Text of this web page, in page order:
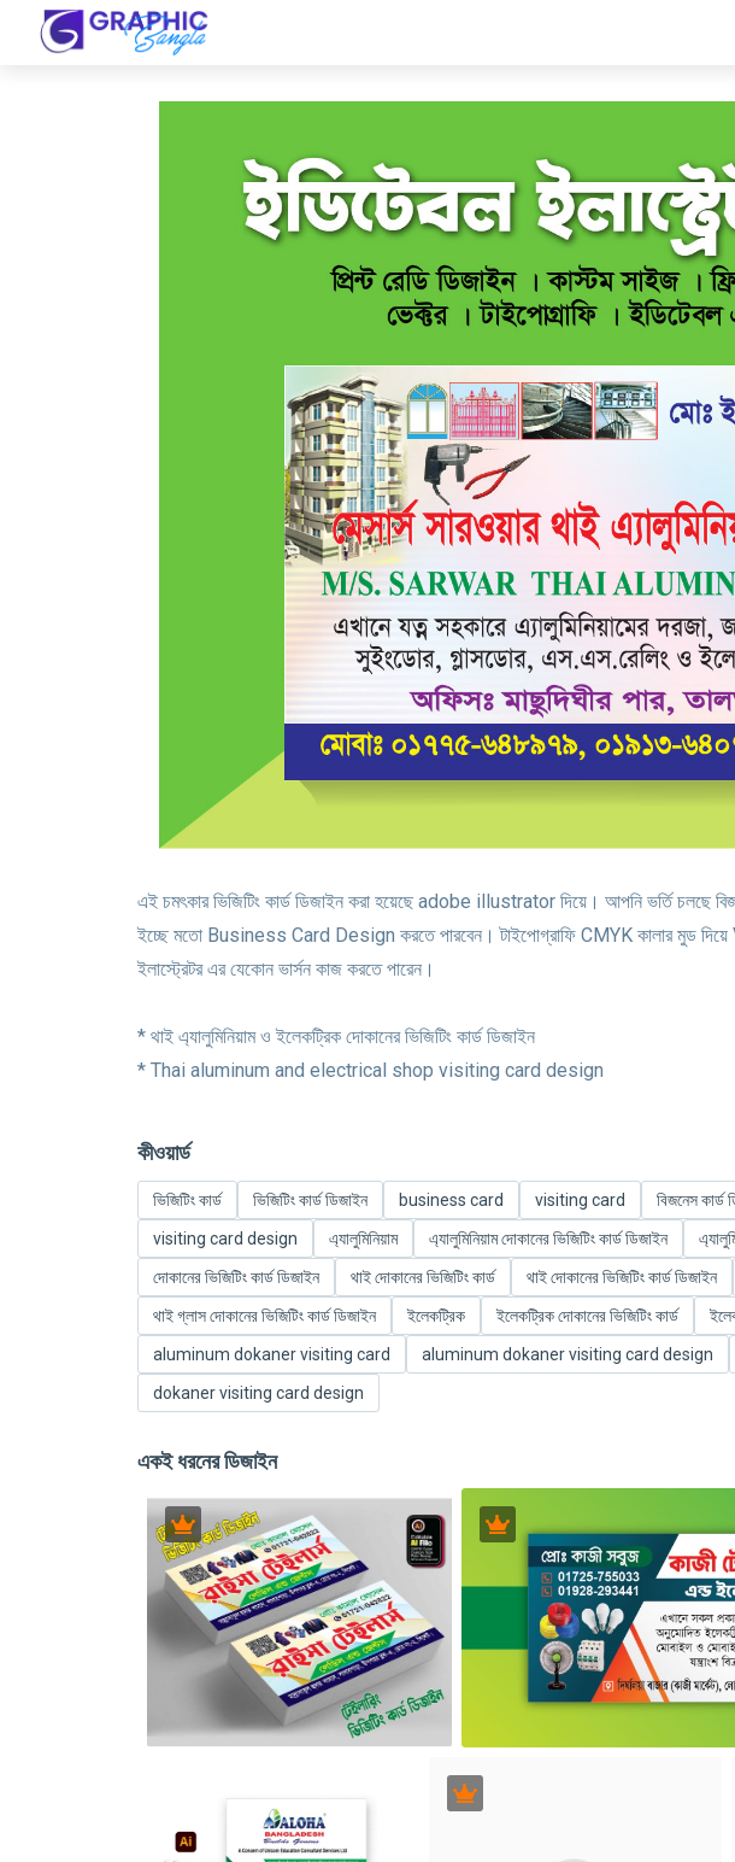
এই চমৎকার ভিজিটিং কার্ড ডিজাইন করা হয়েছে adobe illustrator দিয়ে। আপনি ভর্তি চলছে
ইচ্ছে মতো Business Card Design করতে পারবেন। টাইপোগ্রাফি CMYK কালার মুড দিয়ে
ইলাস্ট্রেটর এর যেকোন ভার্সন কাজ করতে পারেন।
* থাই এ্যালুমিনিয়াম ও ইলেকট্রিক দোকানের ভিজিটিং কার্ড ডিজাইন
* Thai aluminum and electrical shop visiting card design
কীওয়ার্ড
ভিজিটিং কার্ড ভিজিটিং কার্ড ডিজাইন business card visiting card বিজনেস কার্ড
visiting card design
এ্যালুমিনিয়াম এ্যালুমিনিয়াম দোকানের ভিজিটিং কার্ড ডিজাইন
দোকানের ভিজিটিং কার্ড ডিজাইন
থাই দোকানের ভিজিটিং কার্ড থাই দোকানের ভিজিটিং কার্ড ডিজাইন
থাই গ্লাস দোকানের ভিজিটিং কার্ড ডিজাইন
ইলেকট্রিক ইলেকট্রিক দোকানের ভিজিটিং কার্ড
aluminum dokaner visiting card
aluminum dokaner visiting card design
dokaner visiting card design
একই ধরনের ডিজাইন